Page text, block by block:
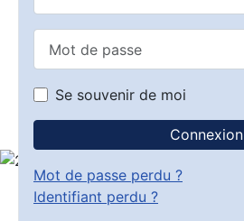
Se souvenir de moi
Connexion
Mot de passe perdu ?
Identifiant perdu ?